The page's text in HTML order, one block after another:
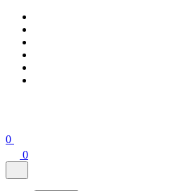
0
0